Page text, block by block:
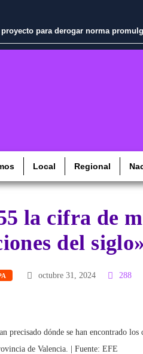
para derogar norma
Local Regional
la cifra de
del
octubre 31, 2024 288
precisado dónde se han encontrado
de Valencia. | Fuente: EFE